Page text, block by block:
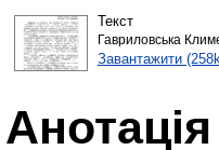
Текст
Гавриловська
Завантажити
Анотація